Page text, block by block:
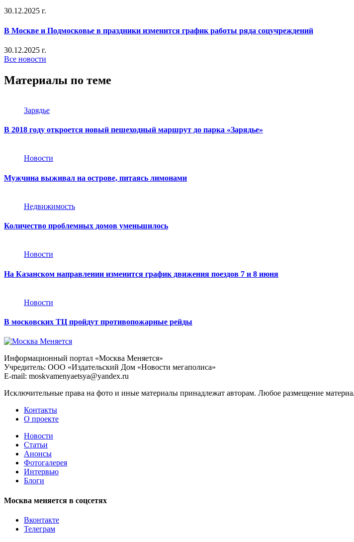
30.12.2025 г.
В Москве и Подмосковье в праздники изменится график работы ряда соцучреждений
30.12.2025 г.
Все новости
Материалы по теме
Зарядье
В 2018 году откроется новый пешеходный маршрут до парка «Зарядье»
Новости
Мужчина выживал на острове, питаясь лимонами
Недвижимость
Количество проблемных домов уменьшилось
Новости
На Казанском направлении изменится график движения поездов 7 и 8 июня
Новости
В московских ТЦ пройдут противопожарные рейды
Информационный портал «Москва Меняется»
Учредитель: ООО «Издательский Дом «Новости мегаполиса»
E-mail: moskvamenyaetsya@yandex.ru
Исключительные права на фото и иные материалы принадлежат авторам. Любое размещение
Контакты
О проекте
Новости
Статьи
Анонсы
Фотогалерея
Интервью
Блоги
Москва меняется в соцсетях
Вконтакте
Телеграм